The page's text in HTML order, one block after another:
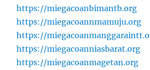
https://miegacoanbimantb.org
https://miegacoannmamuju.org
https://
https://miegacoanniasbarat.org
https://miegacoanmagetan.org